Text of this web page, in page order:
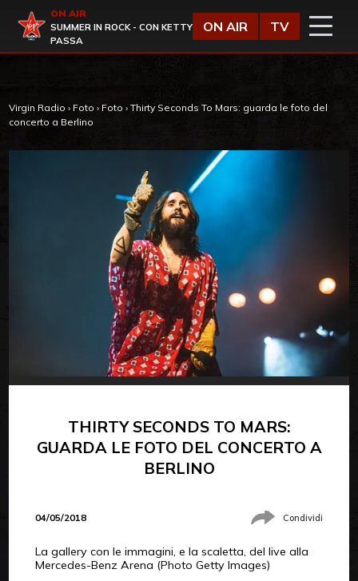
Virgin Radio
ON AIR
SUMMER IN ROCK - CON KETTY
PASSA
ON AIR TV
Virgin Radio › Foto › Foto › Thirty Seconds To Mars: guarda le foto del
concerto a Berlino
THIRTY SECONDS TO MARS:
GUARDA LE FOTO DEL CONCERTO A
BERLINO
04/05/2018 Condividi
La gallery con le immagini, e la scaletta, del live alla
Mercedes-Benz Arena (Photo Getty Images)